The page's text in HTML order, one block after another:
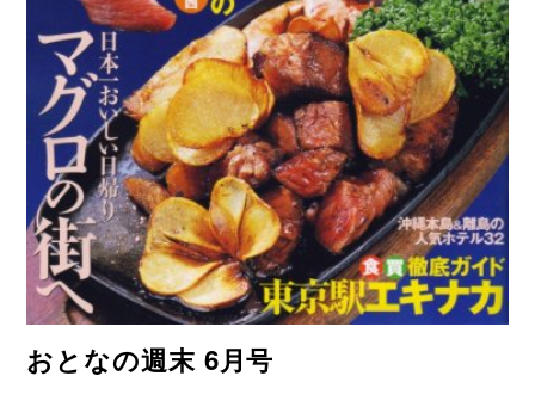
おとなの週末 6月号